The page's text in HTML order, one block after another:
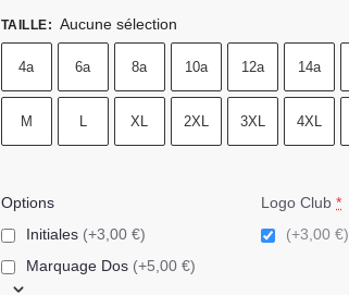
TAILLE: Aucune sélection
4a 6a 8a 10a 12a 14a
M L XL 2XL 3XL 4XL
Options
Initiales (+3,00 €)
Marquage Dos (+5,00 €)
Logo Club *
(+3,00 €)